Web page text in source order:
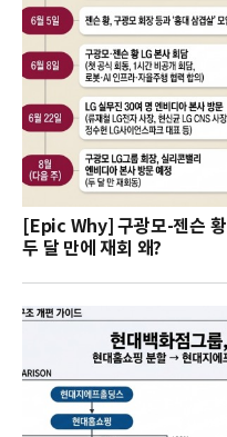
[Epic Why] 구광모-젠슨 황
두 달 만에 재회 왜?